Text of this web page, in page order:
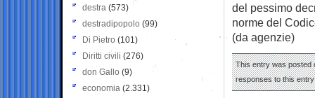
del pessimo
norme del
(da agenzie)
This entry was posted
responses to this
destra (573)
destradipopolo (99)
Di Pietro (101)
Diritti civili (276)
don Gallo (9)
economia (2.331)